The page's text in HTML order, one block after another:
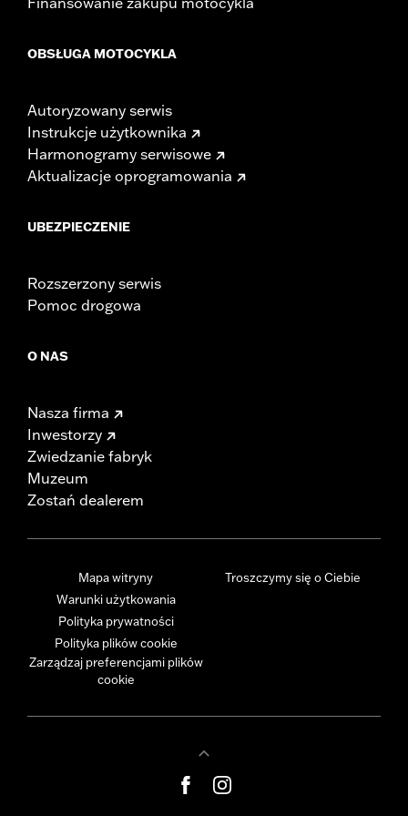
OBSŁUGA MOTOCYKLA
Autoryzowany serwis
Instrukcje użytkownika
Harmonogramy serwisowe
Aktualizacje oprogramowania
UBEZPIECZENIE
Rozszerzony serwis
Pomoc drogowa
O NAS
Nasza firma
Inwestorzy
Zwiedzanie fabryk
Muzeum
Zostań dealerem
Mapa witryny
Warunki użytkowania
Polityka prywatności
Polityka plików cookie
Zarządzaj preferencjami plików
cookie
Troszczymy się o Ciebie